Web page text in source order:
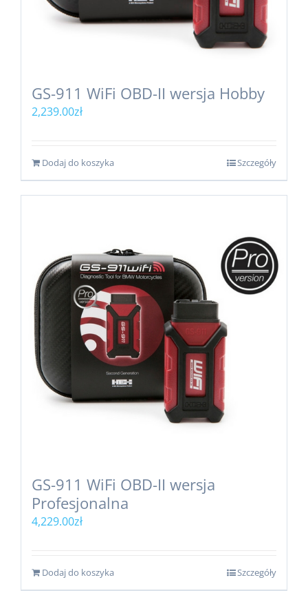
GS-911 WiFi OBD-II wersja Hobby
2,239.00zł
Dodaj do koszyka Szczegóły
GS-911 WiFi OBD-II wersja
Profesjonalna
4,229.00zł
Dodaj do koszyka Szczegóły